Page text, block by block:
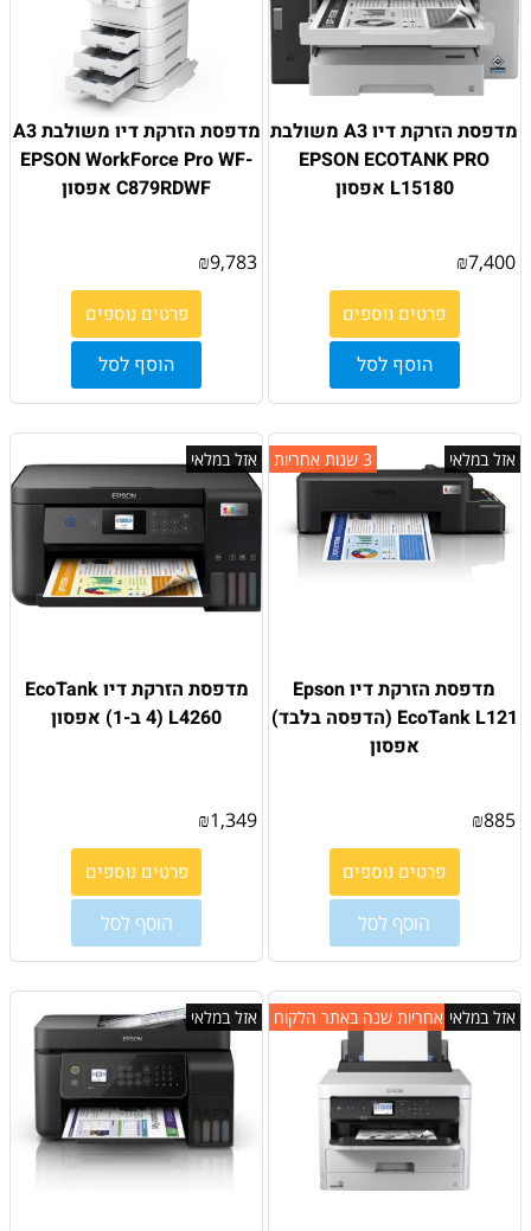
מדפסת הזרקת דיו A3 משולבת
EPSON ECOTANK PRO
L15180 אפסון
₪7,400
פרטים נוספים
הוסף לסל
מדפסת הזרקת דיו משולבת A3
EPSON WorkForce Pro WF-
C879RDWF אפסון
₪9,783
פרטים נוספים
הוסף לסל
3 שנות אחריות אזל במלאי
מדפסת הזרקת דיו Epson
EcoTank L121 (הדפסה בלבד)
אפסון
₪885
פרטים נוספים
הוסף לסל
אזל במלאי
מדפסת הזרקת דיו EcoTank
L4260 (4 ב-1) אפסון
₪1,349
פרטים נוספים
הוסף לסל
אחריות שנה באתר הלקוח אזל במלאי אזל במלאי